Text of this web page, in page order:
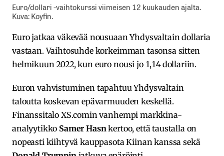
Euro/dollari -vaihtokurssi viimeisen 12 kuukauden ajalta.
Kuva: Koyfin.
Euro jatkaa väkevää nousuaan Yhdysvaltain dollaria
vastaan. Vaihtosuhde korkeimman tasonsa sitten
helmikuun 2022, kun euro nousi jo 1,14 dollariin.
Euron vahvistuminen tapahtuu Yhdysvaltain
taloutta koskevan epävarmuuden keskellä.
Finanssitalo XS.comin vanhempi markkina-
analyytikko Samer Hasn kertoo, että taustalla on
nopeasti kiihtyvä kauppasota Kiinan kanssa sekä